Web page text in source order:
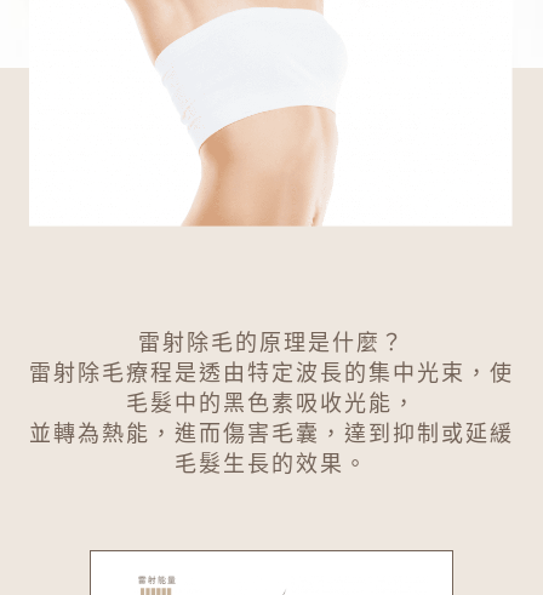
雷射除毛的原理是什麼？
雷射除毛療程是透由特定波長的集中光束，使
毛髮中的黑色素吸收光能，
並轉為熱能，進而傷害毛囊，達到抑制或延緩
毛髮生長的效果。